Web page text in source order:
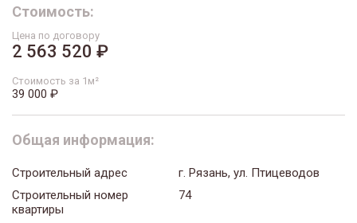
Стоимость:
Цена по договору
2 563 520 ₽
Стоимость за 1м²
39 000 ₽
Общая информация:
Строительный адрес
г. Рязань, ул. Птицеводов
Строительный номер
квартиры
74